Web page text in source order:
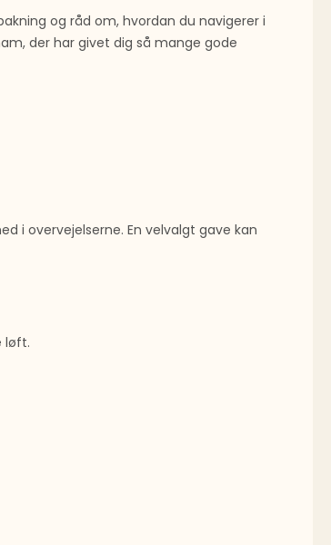
og råd om, hvordan du navigerer i
der har givet dig så mange gode
i overvejelserne. En velvalgt gave kan
løft.